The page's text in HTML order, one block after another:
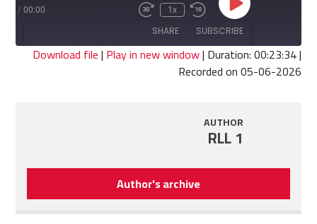
Play
Episode
Rewind
10
Seconds
1x
Fast
seconds
00:00
/
SUBSCRIBE
SHARE
SHARE
Download file| Play in new window| Duration: 00:23:34|
Recorded on 05-06-2026
AUTHOR
RLL 1
Author's archive